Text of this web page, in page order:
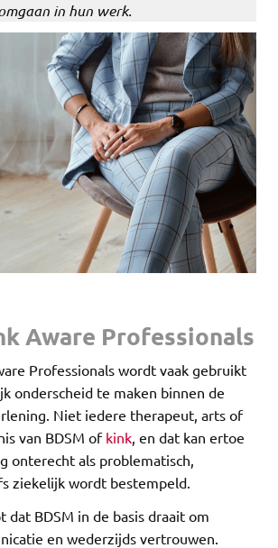
in hun werk.
Aware Professionals
Professionals wordt vaak gebruikt
onderscheid te maken binnen de
Niet iedere therapeut, arts of
van BDSM of kink , en dat kan ertoe
onterecht als problematisch,
ziekelijk wordt bestempeld.
dat BDSM in de basis draait om
en wederzijds vertrouwen.